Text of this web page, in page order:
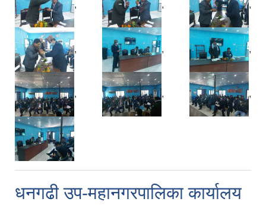
, , ,
, , ,
, , ,
धनगढी उप-महानगरपालिका कार्यालय